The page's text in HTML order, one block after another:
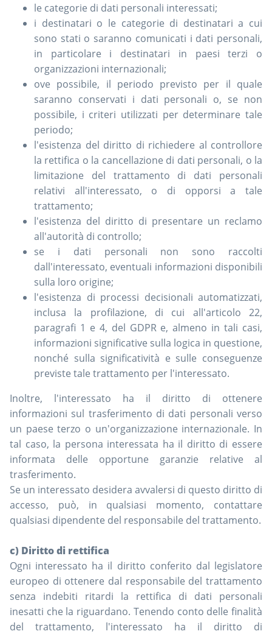
le categorie di dati personali interessati;
i destinatari o le categorie di destinatari a cui
sono stati o saranno comunicati i dati personali,
in particolare i destinatari in paesi terzi o
organizzazioni internazionali;
ove possibile, il periodo previsto per il quale
saranno conservati i dati personali o, se non
possibile, i criteri utilizzati per determinare tale
periodo;
l'esistenza del diritto di richiedere al controllore
la rettifica o la cancellazione di dati personali, o la
limitazione del trattamento di dati personali
relativi all'interessato, o di opporsi a tale
trattamento;
l'esistenza del diritto di presentare un reclamo
all'autorità di controllo;
se i dati personali non sono raccolti
dall'interessato, eventuali informazioni disponibili
sulla loro origine;
l'esistenza di processi decisionali automatizzati,
inclusa la profilazione, di cui all'articolo 22,
paragrafi 1 e 4, del GDPR e, almeno in tali casi,
informazioni significative sulla logica in questione,
nonché sulla significatività e sulle conseguenze
previste tale trattamento per l'interessato.
Inoltre, l'interessato ha il diritto di ottenere
informazioni sul trasferimento di dati personali verso
un paese terzo o un'organizzazione internazionale. In
tal caso, la persona interessata ha il diritto di essere
informata delle opportune garanzie relative al
trasferimento.
Se un interessato desidera avvalersi di questo diritto di
accesso, può, in qualsiasi momento, contattare
qualsiasi dipendente del responsabile del trattamento.
c) Diritto di rettifica
Ogni interessato ha il diritto conferito dal legislatore
europeo di ottenere dal responsabile del trattamento
senza indebiti ritardi la rettifica di dati personali
inesatti che la riguardano. Tenendo conto delle finalità
del trattamento, l'interessato ha il diritto di